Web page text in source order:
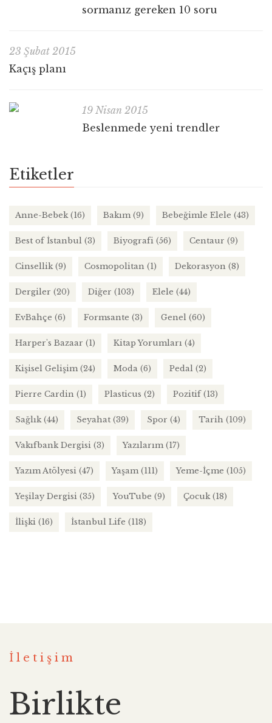
sormanız gereken 10 soru
23 Şubat 2015
Kaçış planı
19 Nisan 2015
Beslenmede yeni trendler
Etiketler
Anne-Bebek(16) Bakım (9) Bebeğimle Elele (43)
Best of İstanbul (3) Biyografi (56) Centaur (9)
Cinsellik(9) Cosmopolitan (1) Dekorasyon (8)
Dergiler (20) Diğer (103) Elele (44)
EvBahçe (6) Formsante (3) Genel (60)
Harper's Bazaar (1) Kitap Yorumları (4)
Kişisel Gelişim (24) Moda (6) Pedal (2)
Pierre Cardin (1) Plasticus (2) Pozitif(13)
Sağlık(44) Seyahat (39) Spor (4) Tarih (109)
Vakıfbank Dergisi (3) Yazılarım (17)
Yazım Atölyesi (47) Yaşam (111) Yeme-İçme (105)
Yeşilay Dergisi (35) YouTube (9) Çocuk(18)
İlişki (16) İstanbul Life (118)
İletişim
Birlikte